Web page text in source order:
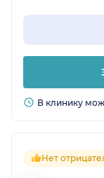
В клинику
Нет